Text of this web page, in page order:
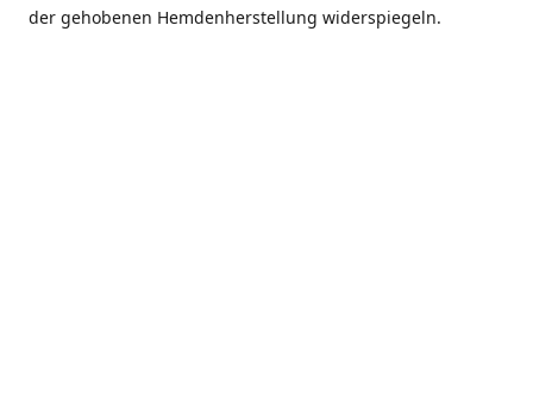
der gehobenen Hemdenherstellung widerspiegeln.